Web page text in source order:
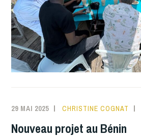
29 MAI 2025 CHRISTINE COGNAT
Nouveau projet au Bénin